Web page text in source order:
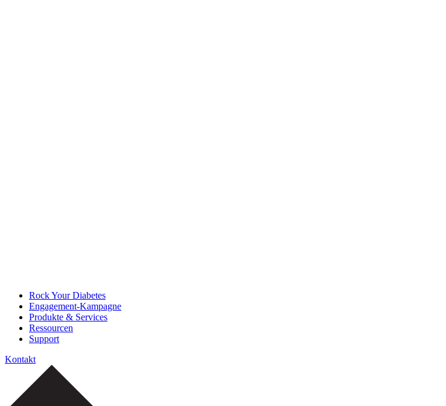
Rock Your Diabetes
Engagement-Kampagne
Produkte & Services
Ressourcen
Support
Kontakt